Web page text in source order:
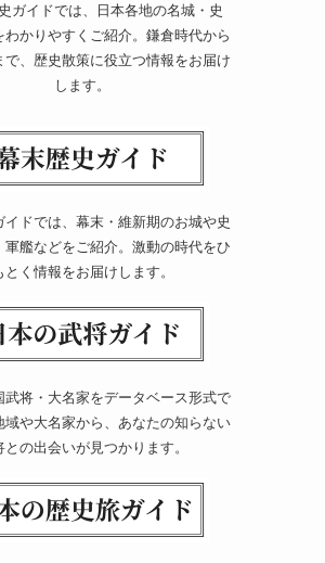
ガイドでは、日本各地の名城・史
わかりやすくご紹介。鎌倉時代から
で、歴史散策に役立つ情報をお届け
します。
イドでは、幕末・維新期のお城や史
軍艦などをご紹介。激動の時代をひ
とく情報をお届けします。
武将・大名家をデータベース形式で
域や大名家から、あなたの知らない
との出会いが見つかります。